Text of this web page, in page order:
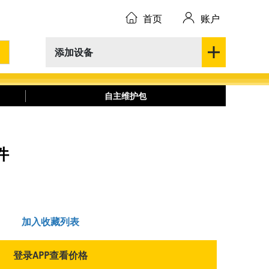
添加设备
首页 账户
自主维护包
加入收藏列表
登录APP查看价格